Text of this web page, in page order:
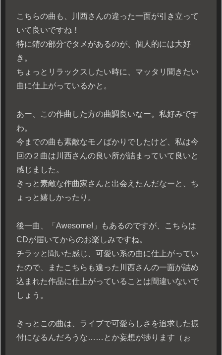
こちらの曲も、川西さんの違った一面が引き立って
いて良いですね！
特に錆の部分でタメがあるのが、個人的には大好
き。
ちょっとリラックスしたい時に、マッタリ聞きたい
曲に仕上がっているかと。
あー、この作曲した方の曲調良いなー。私好みです
わ。
今までの曲も素敵なモノばかりでしたけど、私は今
回の２曲は川西さんの良い所が詰まっていて良いと
感じました。
きっと素敵な作曲家さんと出会えたんだなーと、ち
ょっと嬉しかったり。
後一曲、「Awesome!」もあるのですが、こちらは
CDが届いてからのお楽しみですね。
チラッと聞いた感じ、可愛い系の曲に仕上がってい
たので、またこちらも違った川西さんの一面が詰め
込まれた作品に仕上がっていることは間違いないで
しょう。
きっとこの曲は、ライブで可愛らしさを追求した振
付になるんだろうな……とか妄想が捗ります（ぉ